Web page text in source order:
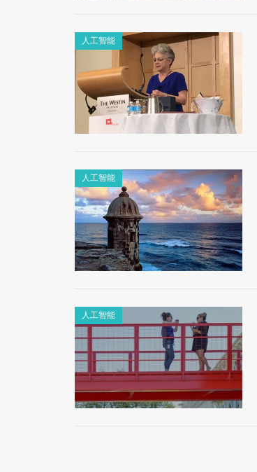
人工智能
人工智能
人工智能